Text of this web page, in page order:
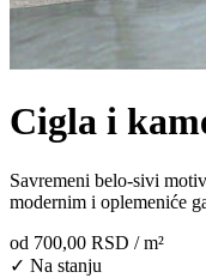
Cigla i
Savremeni belo-sivi
modernim i oplemeniće
od 700,00 RSD / m²
✓ Na stanju